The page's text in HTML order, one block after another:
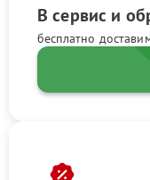
В сервис и
бесплатно